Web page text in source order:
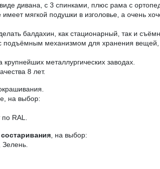
дивана, с 3 спинками, плюс рама с
мягкой подушки в изголовье, а очень
балдахин, как стационарный, так и
подъёмным механизмом для хранения
металлургических заводах.
8 лет.
на выбор:
RAL.
, на выбор: